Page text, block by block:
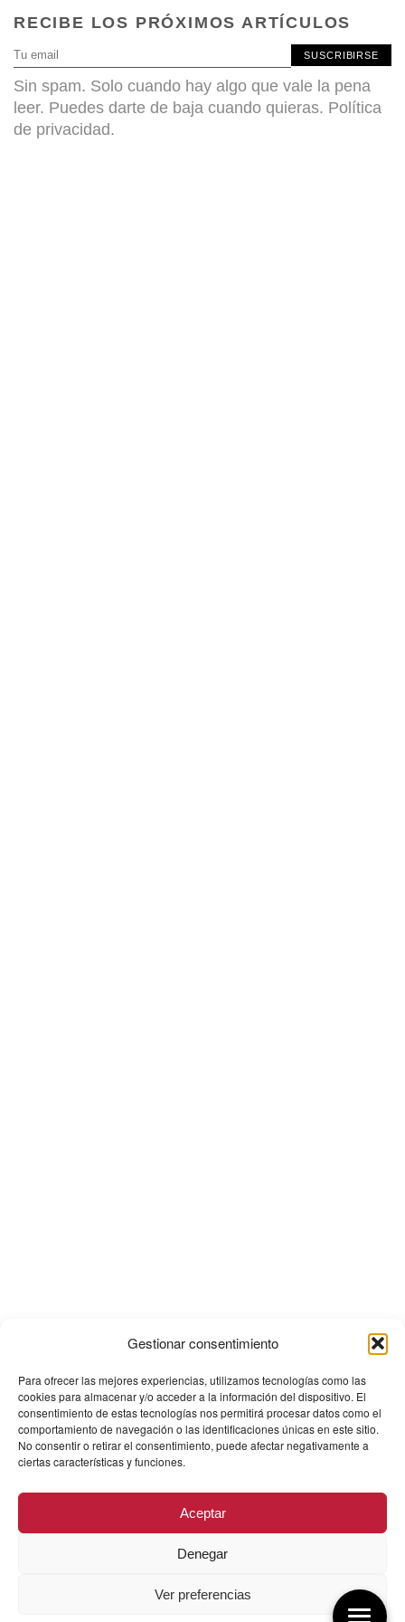
Gestionar consentimiento
Para ofrecer las mejores experiencias, utilizamos tecnologías como las
cookies para almacenar y/o acceder a la información del dispositivo. El
consentimiento de estas tecnologías nos permitirá procesar datos como el
comportamiento de navegación o las identificaciones únicas en este sitio.
No consentir o retirar el consentimiento, puede afectar negativamente a
ciertas características y funciones.
Aceptar
Denegar
Ver preferencias
RECIBE LOS PRÓXIMOS ARTÍCULOS
SUSCRIBIRSE
Sin spam. Solo cuando hay algo que vale la pena
leer. Puedes darte de baja cuando quieras. Política
de privacidad.